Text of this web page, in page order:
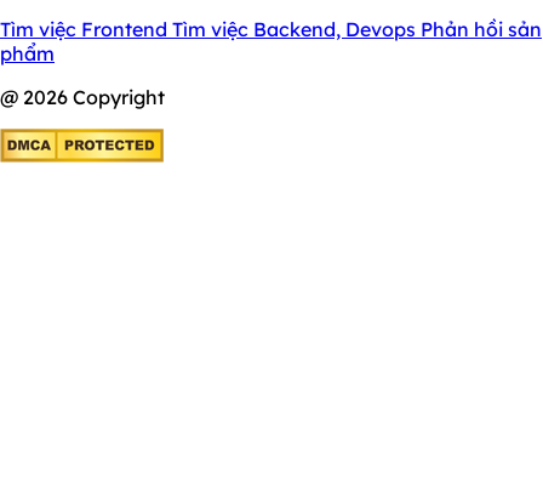
Tìm việc Frontend Tìm việc Backend, Devops Phản hồi sản
phẩm
@ 2026 Copyright